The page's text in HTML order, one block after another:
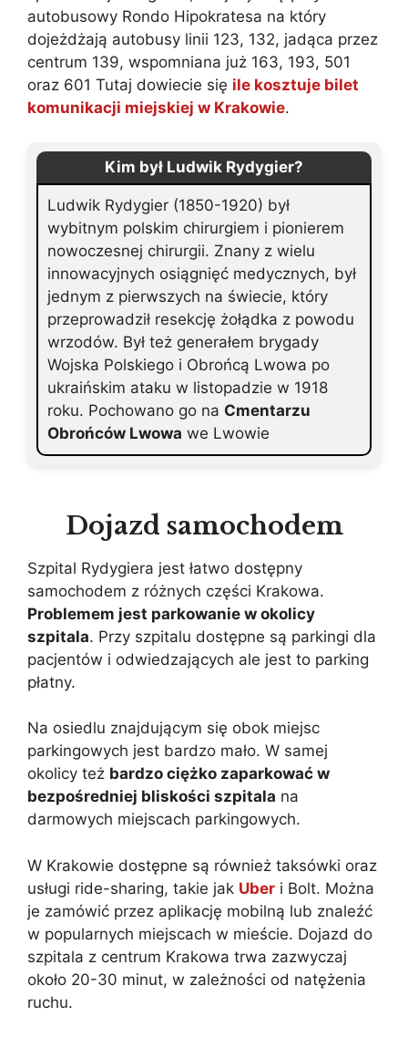
autobusowy Rondo Hipokratesa na który
dojeżdżają autobusy linii 123, 132, jadąca przez
centrum 139, wspomniana już 163, 193, 501
oraz 601 Tutaj dowiecie się ile kosztuje bilet
komunikacji miejskiej w Krakowie.
Kim był Ludwik Rydygier?
Ludwik Rydygier (1850-1920) był
wybitnym polskim chirurgiem i pionierem
nowoczesnej chirurgii. Znany z wielu
innowacyjnych osiągnięć medycznych, był
jednym z pierwszych na świecie, który
przeprowadził resekcję żołądka z powodu
wrzodów. Był też generałem brygady
Wojska Polskiego i Obrońcą Lwowa po
ukraińskim ataku w listopadzie w 1918
roku. Pochowano go na Cmentarzu
Obrońców Lwowa we Lwowie
Dojazd samochodem
Szpital Rydygiera jest łatwo dostępny
samochodem z różnych części Krakowa.
Problemem jest parkowanie w okolicy
szpitala. Przy szpitalu dostępne są parkingi dla
pacjentów i odwiedzających ale jest to parking
płatny.
Na osiedlu znajdującym się obok miejsc
parkingowych jest bardzo mało. W samej
okolicy też bardzo ciężko zaparkować w
bezpośredniej bliskości szpitala na
darmowych miejscach parkingowych.
W Krakowie dostępne są również taksówki oraz
usługi ride-sharing, takie jak Uber i Bolt. Można
je zamówić przez aplikację mobilną lub znaleźć
w popularnych miejscach w mieście. Dojazd do
szpitala z centrum Krakowa trwa zazwyczaj
około 20-30 minut, w zależności od natężenia
ruchu.